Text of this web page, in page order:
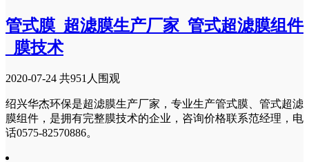
管式膜_超滤膜生产厂家_管式超滤膜组件
_膜技术
2020-07-24 共951人围观
绍兴华杰环保是超滤膜生产厂家，专业生产管式膜、管式超滤
膜组件，是拥有完整膜技术的企业，咨询价格联系范经理，电
话0575-82570886。